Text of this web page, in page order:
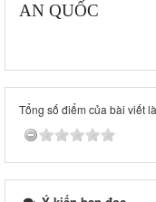
AN QUỐC
Tổng số điểm của bài viết